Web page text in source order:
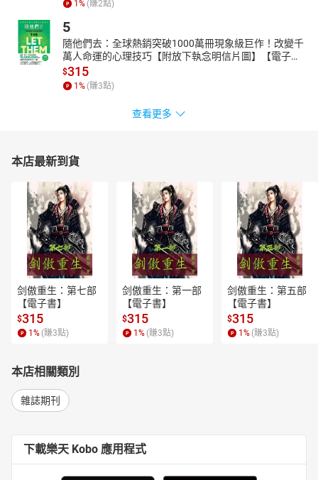
冬決勝服×冬美顏彩妝術
2月除了迎接充滿浪漫氣息的情人節，同時還有令人期待的年節假
期，相信大家已經開始計畫出遊行程，或是聚餐約會等活動了……這
次特別為大家整理出３大場合別服裝×彩妝的好感造型，讓妳瞬間成
為聚會中的完美焦點。
2018是洋溢著耀眼光采的一年！！
早春就用陽光妝點，創造上質光采妝！
要自然無瑕為重點！這次請來2位超人氣專業彩妝師，透過不同的見
解以及個人獨特技巧，創造多樣化的光采妝容。
將粉霧融入光采中～
MASUN’S霧花春光彩
擅長運用光澤打造超精緻妝感的專業彩妝師MASUN，本季提出不一
樣的光采妝容提案！雖今年早春一片的光采彩妝新作推出，但在整
體妝容中大量使用光澤，以新手來說一不小心就可能造成反效果！
因此，就讓彩妝師運用光霧技法，打造最豔光四射的春彩吧！
1 % (賺2點)
5
隨他們去：全球熱銷突破1000萬冊現象級巨作！改變千
萬人命運的心理技巧【附放下執念明信片圖】【電子
書】
$315
1 % (賺3點)
查看更多
本店最新到貨
剑傲重生：第七部
【電子書】
$315
1 % (賺3點)
剑傲重生：第一部
【電子書】
$315
1 % (賺3點)
剑傲重生：第五部
【電子書】
$315
1 % (賺3點)
本店相關類別
雜誌期刊
下載樂天 Kobo 應用程式